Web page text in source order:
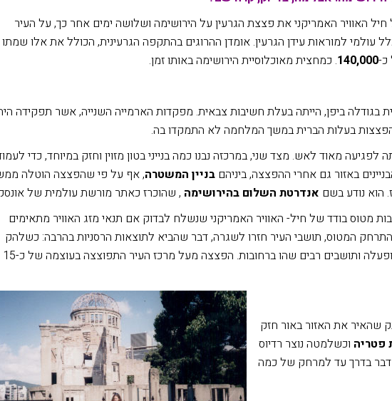
ה-6 באוגוסט 1945, הטיל חיל האוויר האמריקני את פצצת הגרעין על הירושימה ושלושה ימים אחר כך, על העיר
עולמי למוראות עידן הגרעין. אומדן ההרוגים בהתקפה הגרעינית, הכולל את אלו
כ-140,000. כמחצית מאוכלוסיית הירושימה באותו זמן.
ב-1945 העיר השישית בגודלה ביפן, הייתה בעלת חשיבות צבאית. מפקדות הארמייה השנייה, אשר תפקידה
הפצצות בעלות הברית במשך המלחמה לא התמקדו בה.
מאוד לאש. מצד שני, במרכזה נבנו כמה בנייני בטון מזוין וחזק במיוחד, כדי
באזור גם אחרי ההפצצה, ביניהם בניין המשטרה, אף על פי שהפצצה הוטלה
הוא נודע בשם אנדרטת השלום בהירושימה , שהוכרז כאתר מורשת עולמית של
מטוס בודד של חיל- האוויר האמריקני שנשלח לבדוק אם תנאי מזג האוויר מתאימים
המטוס, תושבי העיר חזרו לשגרה, דבר שהביא לתוצאות הרסניות בהרבה: כשלהק
המטוסים השני הגיע האזעקה כבר לא הופעלה ותושבים רבים שהו ברחובות. הפצצה מעל מרכז העיר התפוצצה בעוצמה של כ-15
שהאיר את האזור באור חזק
פטריה וכשלמטה נוצר רדיוס
בדרך עד למרחק של כמה